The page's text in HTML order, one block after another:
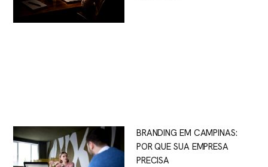
BRANDING EM CAMPINAS:
POR QUE SUA EMPRESA
PRECISA